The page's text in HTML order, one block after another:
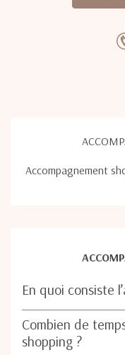
Accompagnement
En quoi consiste
Combien de
shopping ?